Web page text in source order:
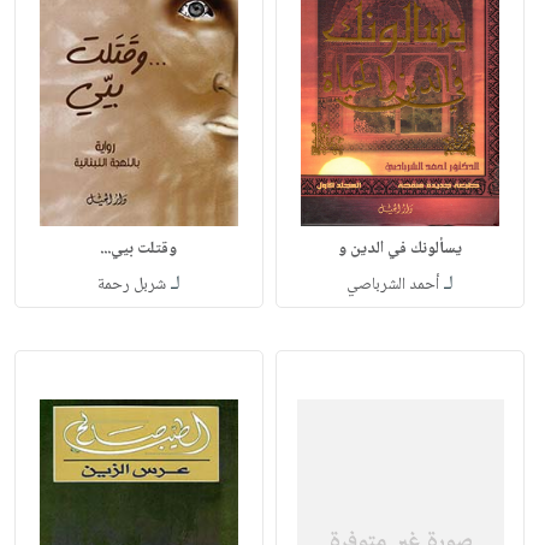
يسألونك في الدين و
لـأحمد الشرباصي
وقتلت بيي...
لـشربل رحمة